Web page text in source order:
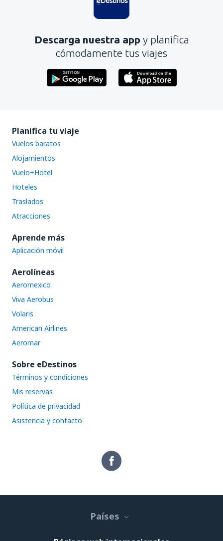
Descarga nuestra app y planifica
cómodamente tus viajes
Planifica tu viaje
Vuelos baratos
Alojamientos
Vuelo+Hotel
Hoteles
Traslados
Atracciones
Aprende más
Aplicación móvil
Aerolíneas
Aeromexico
Viva Aerobus
Volaris
American Airlines
Aeromar
Sobre eDestinos
Términos y condiciones
Mis reservas
Política de privacidad
Asistencia y contacto
Países